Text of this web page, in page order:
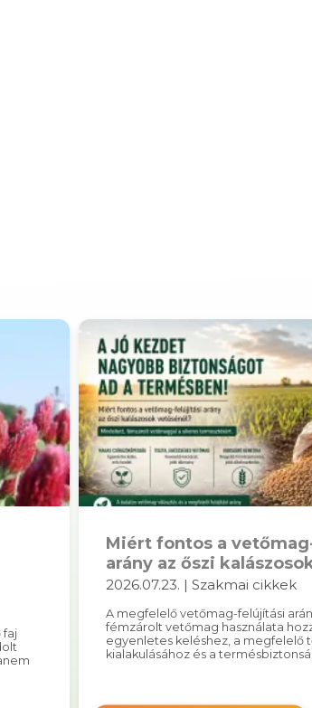
faj
Miért fontos a
arány az őszi
2026.07.23. | Szakmai cikkek
A megfelelő vetőmag-felújítási
fémzárolt vetőmag használata
egyenletes keléshez, a megfelelő
kialakulásához és a